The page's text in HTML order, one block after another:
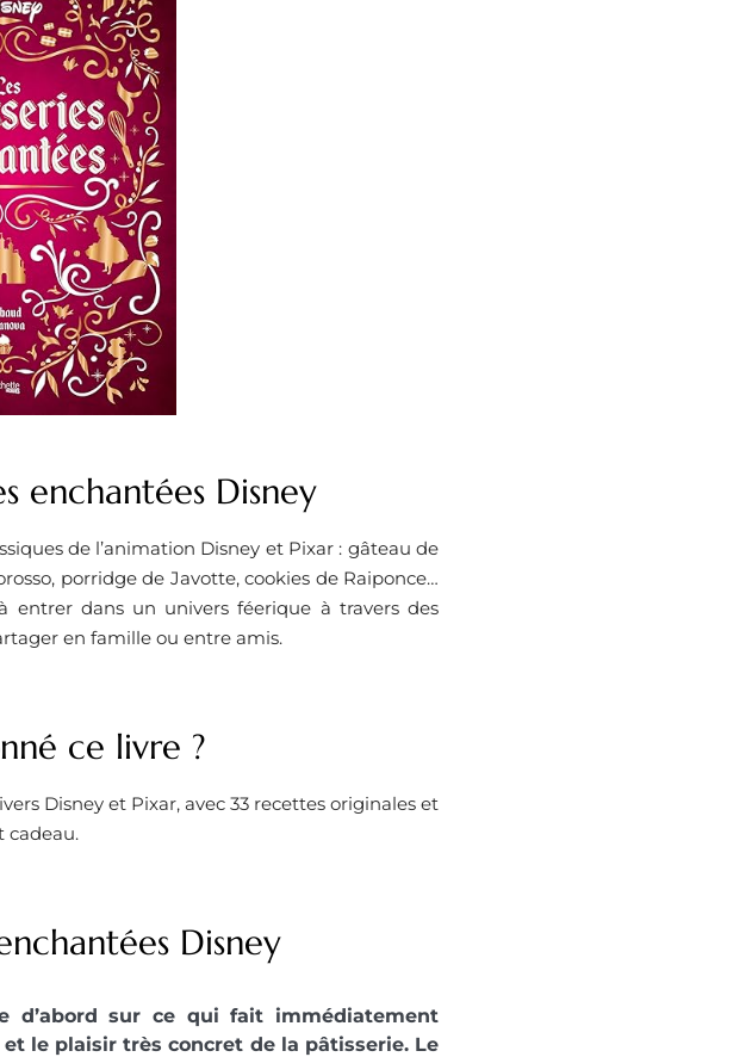
enchantées Disney
de l’animation Disney et Pixar : gâteau de
porridge de Javotte, cookies de Raiponce…
dans un univers féerique à travers des
en famille ou entre amis.
ce livre ?
Disney et Pixar, avec 33 recettes originales et
cadeau.
Disney
d’abord sur ce qui fait immédiatement
le plaisir très concret de la pâtisserie. Le